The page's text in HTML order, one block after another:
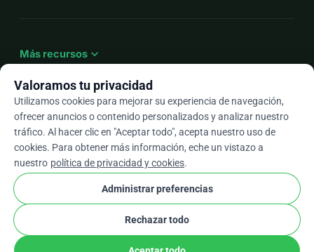
Más recursos expand_more
Esarrow_drop_down
★★★★★4,9 / 5 según más de 500 reseñas
WhyDonate
Privacidad y cookies
Términos y condiciones
stripe check Socio Verificado
Valoramos tu privacidad
Utilizamos cookies para mejorar su experiencia de navegación,
ofrecer anuncios o contenido personalizados y analizar nuestro
tráfico. Al hacer clic en "Aceptar todo", acepta nuestro uso de
cookies. Para obtener más información, eche un vistazo a
nuestro política de privacidad y cookies.
Administrar preferencias
Rechazar todo